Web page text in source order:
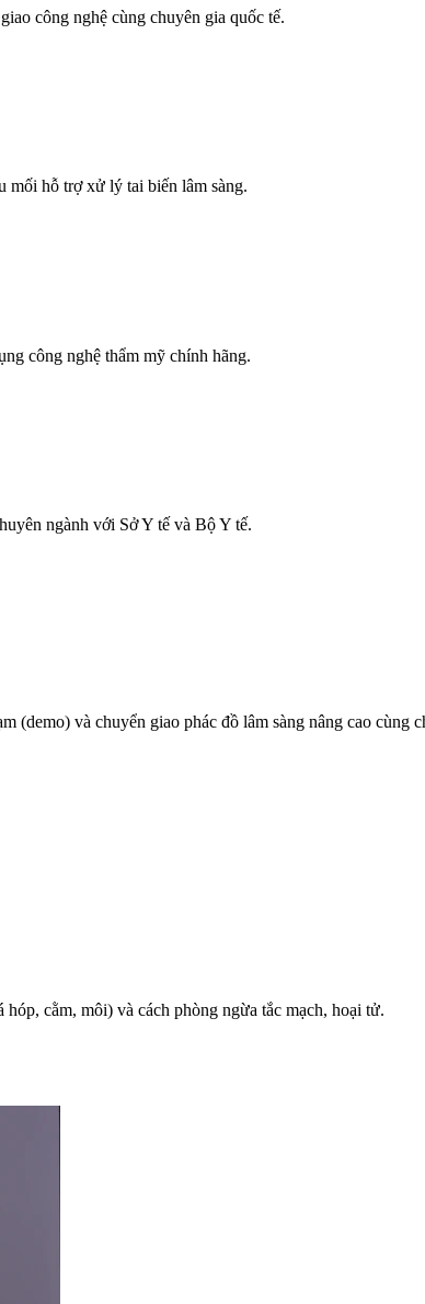
công nghệ cùng chuyên gia quốc tế.
mối hỗ trợ xử lý tai biến lâm sàng.
công nghệ thẩm mỹ chính hãng.
ngành với Sở Y tế và Bộ Y tế.
và chuyển giao phác đồ lâm sàng nâng cao cùng
cằm, môi) và cách phòng ngừa tắc mạch, hoại tử.